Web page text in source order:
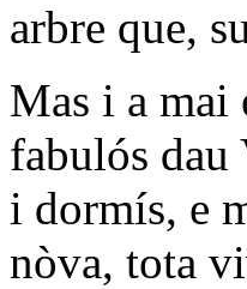
arbre que,
Mas i a mai
fabulós
i dormís, e
nòva, tota